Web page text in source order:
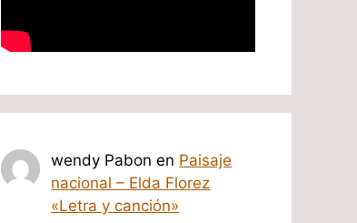
wendy Pabon en Paisaje
nacional – Elda Florez
«Letra y canción»